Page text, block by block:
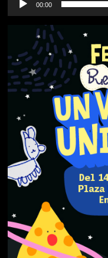
00:00